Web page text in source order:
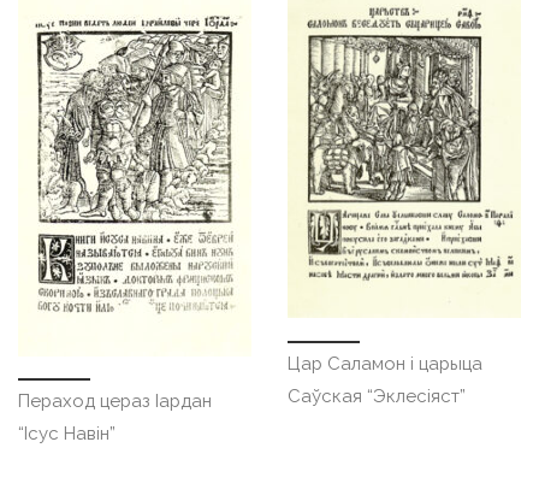
Пераход цераз Іардан
“Ісус Навін”
Цар Саламон і царыца
Саўская “Эклесіяст”